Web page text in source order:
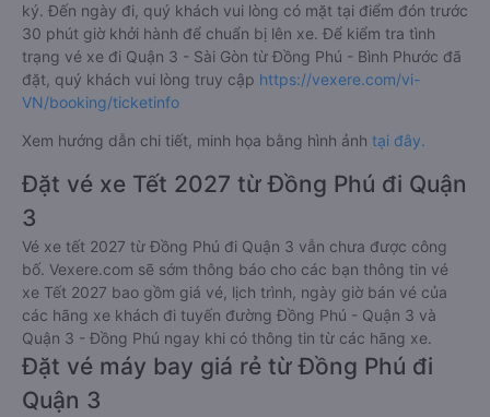
ký. Đến ngày đi, quý khách vui lòng có mặt tại điểm đón trước
30 phút giờ khởi hành để chuẩn bị lên xe. Để kiểm tra tình
trạng vé xe đi Quận 3 - Sài Gòn từ Đồng Phú - Bình Phước đã
đặt, quý khách vui lòng truy cập https://vexere.com/vi-
VN/booking/ticketinfo
Xem hướng dẫn chi tiết, minh họa bằng hình ảnh tại đây.
Đặt vé xe Tết 2027 từ Đồng Phú đi Quận
3
Vé xe tết 2027 từ Đồng Phú đi Quận 3 vẫn chưa được công
bố. Vexere.com sẽ sớm thông báo cho các bạn thông tin vé
xe Tết 2027 bao gồm giá vé, lịch trình, ngày giờ bán vé của
các hãng xe khách đi tuyến đường Đồng Phú - Quận 3 và
Quận 3 - Đồng Phú ngay khi có thông tin từ các hãng xe.
Đặt vé máy bay giá rẻ từ Đồng Phú đi
Quận 3